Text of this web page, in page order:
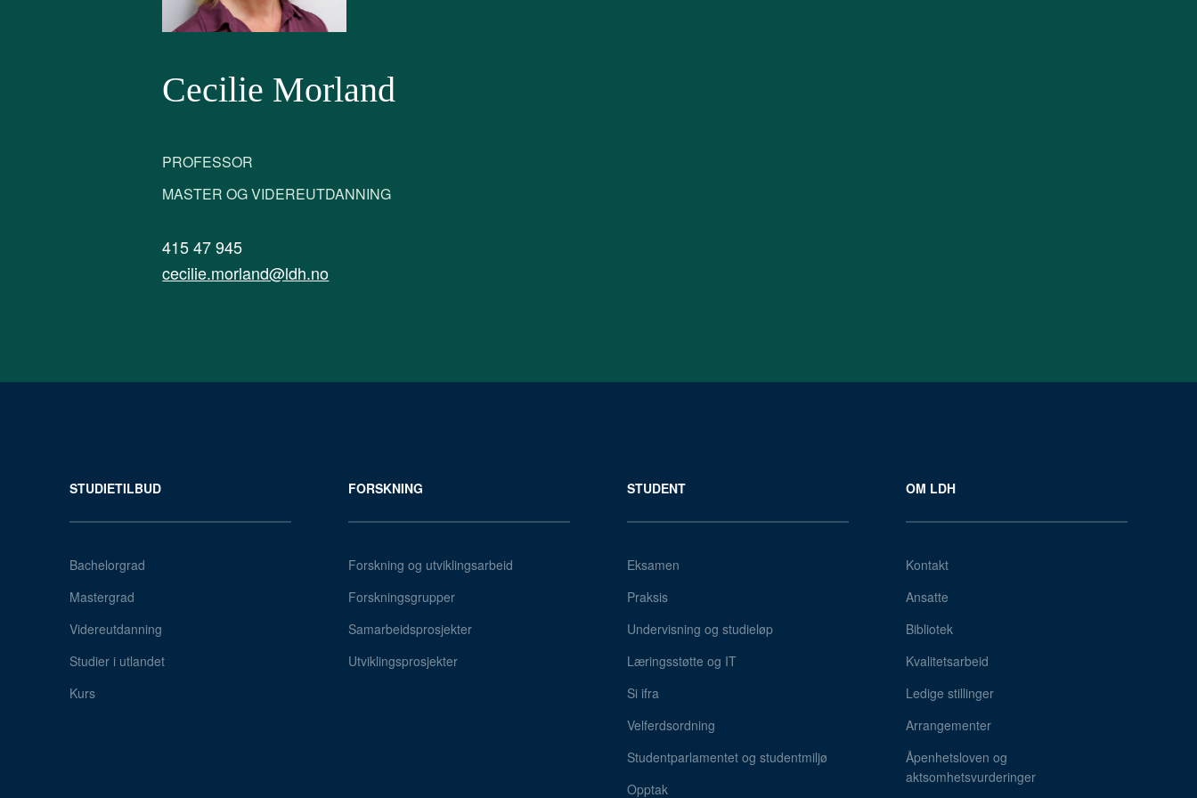
Cecilie Morland
PROFESSOR
MASTER OG VIDEREUTDANNING
415 47 945
cecilie.morland@ldh.no
STUDIETILBUD
Bachelorgrad
Mastergrad
Videreutdanning
Studier i utlandet
Kurs
FORSKNING
Forskning og utviklingsarbeid
Forskningsgrupper
Samarbeidsprosjekter
Utviklingsprosjekter
STUDENT
Eksamen
Praksis
Undervisning og studieløp
Læringsstøtte og IT
Si ifra
Velferdsordning
Studentparlamentet og studentmiljø
Opptak
OM LDH
Kontakt
Ansatte
Bibliotek
Kvalitetsarbeid
Ledige stillinger
Arrangementer
Åpenhetsloven og
aktsomhetsvurderinger